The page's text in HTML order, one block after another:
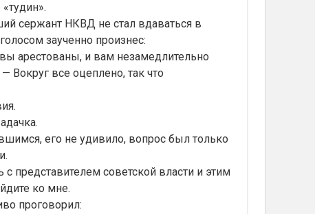
сержант НКВД не стал вдаваться в
заученно произнес:
арестованы, и вам незамедлительно
Вокруг все оцеплено, так что
его не удивило, вопрос был только
представителем советской власти и этим
ко мне.
проговорил: